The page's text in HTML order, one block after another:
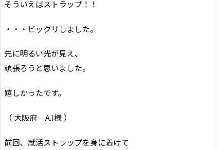
そういえばストラップ！！
・・・ビックリしました。
先に明るい光が見え、
頑張ろうと思いました。
嬉しかったです。
（ 大阪府 A.I様 ）
前回、就活ストラップを身に着けて